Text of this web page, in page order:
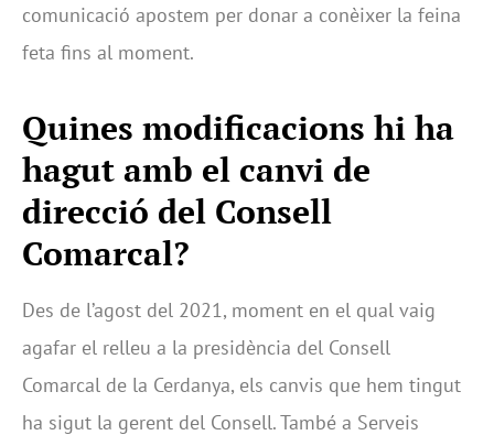
comunicació apostem per donar a conèixer la feina
feta fins al moment.
Quines modificacions hi ha
hagut amb el canvi de
direcció del Consell
Comarcal?
Des de l’agost del 2021, moment en el qual vaig
agafar el relleu a la presidència del Consell
Comarcal de la Cerdanya, els canvis que hem tingut
ha sigut la gerent del Consell. També a Serveis